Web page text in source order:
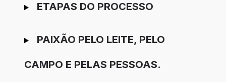
ETAPAS DO PROCESSO
PAIXÃO PELO LEITE, PELO
CAMPO E PELAS PESSOAS.